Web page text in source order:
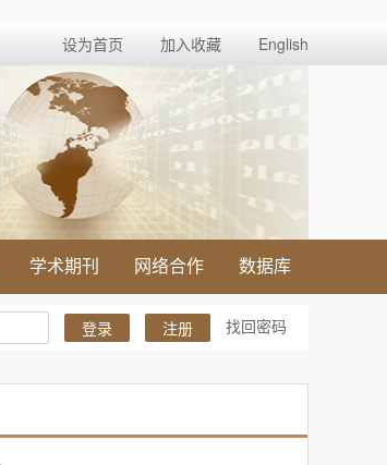
设为首页 加入收藏
English
学术期刊 网络合作 数据库
登录 注册 找回密码